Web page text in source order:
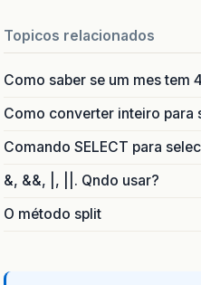
Topicos relacionados
Como saber se um mes tem
Como converter inteiro para
Comando SELECT para
&, &&, |, ||. Qndo usar?
O método split